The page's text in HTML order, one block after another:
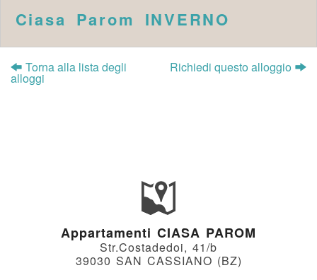
Ciasa Parom INVERNO
Torna alla lista degli
alloggi
Richiedi questo alloggio
Appartamenti CIASA PAROM
Str.Costadedoi, 41/b
39030 SAN CASSIANO (BZ)